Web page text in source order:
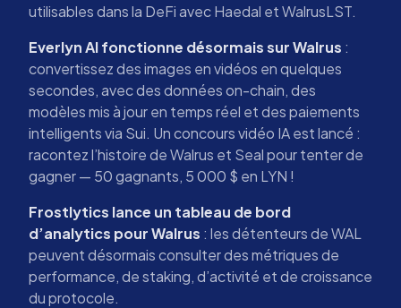
utilisables dans la DeFi avec Haedal et WalrusLST.
Everlyn AI fonctionne désormais sur Walrus :
convertissez des images en vidéos en quelques
secondes, avec des données on-chain, des
modèles mis à jour en temps réel et des paiements
intelligents via Sui. Un concours vidéo IA est lancé :
racontez l’histoire de Walrus et Seal pour tenter de
gagner — 50 gagnants, 5 000 $ en LYN !
Frostlytics lance un tableau de bord
d’analytics pour Walrus : les détenteurs de WAL
peuvent désormais consulter des métriques de
performance, de staking, d’activité et de croissance
du protocole.